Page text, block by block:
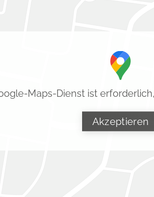
Maps-Dienst ist
Akzeptieren